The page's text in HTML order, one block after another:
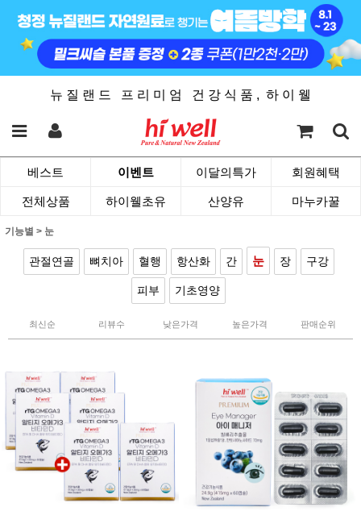
뉴 질 랜 드 프 리 미 엄 건 강 식 품 , 하 이 웰
베스트 이벤트 이달의특가 회원혜택
전체상품 하이웰초유 산양유 마누카꿀
기능별 > 눈
관절연골 뼈치아 혈행 항산화 간 눈 장 구강
피부 기초영양
최신순 리뷰수 낮은가격 높은가격 판매순위